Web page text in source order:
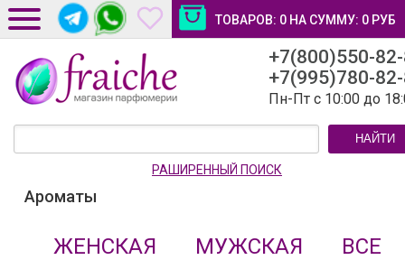
ТОВАРОВ: 0 НА СУММУ: 0 РУБ
ДОСТАВКА И ОПЛАТА
НОВОСТИ И СТАТЬИ
+7(800)550-
+7(995)780-
Пн-Пт с 10:00 до
НАЙТИ
РАШИРЕННЫЙ ПОИСК
Ароматы
ЖЕНСКАЯ МУЖСКАЯ ВСЕ